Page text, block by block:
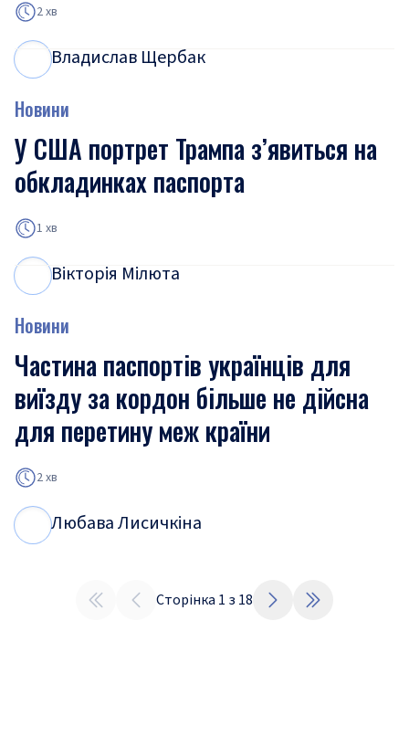
2 хв
Владислав Щербак
Новини
У США портрет Трампа з’явиться на
обкладинках паспорта
1 хв
Вікторія Мілюта
Новини
Частина паспортів українців для
виїзду за кордон більше не дійсна
для перетину меж країни
2 хв
Любава Лисичкіна
Сторінка 1 з 18